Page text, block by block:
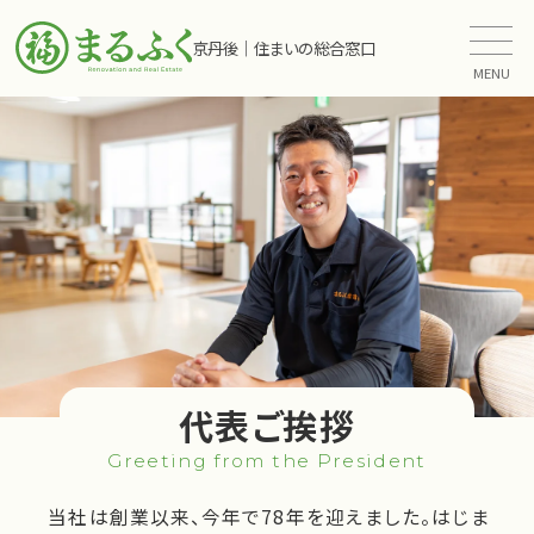
京丹後｜住まいの総合窓口
MENU
代表ご挨拶
Greeting from the President
当社は創業以来、今年で78年を迎えました。はじま